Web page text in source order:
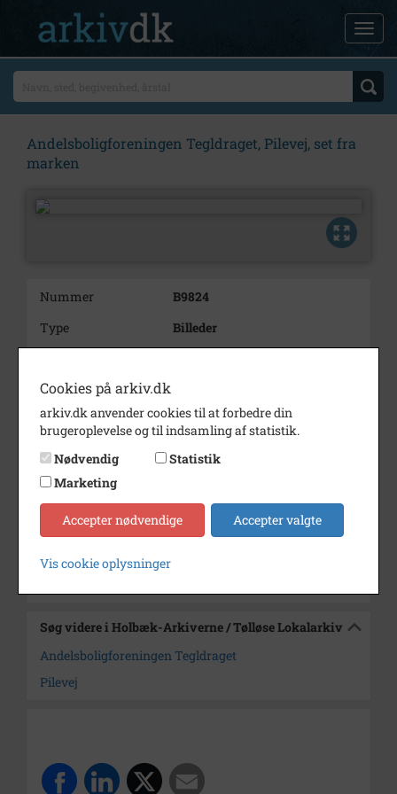
Andelsboligforeningen Tegldraget, Pilevej, set fra
marken
Nummer
B9824
Type
Billeder
Periode
1991 - 2008
Dateringsnote
udateret
Fotograf
Arkiv
Holbæk-Arkiverne / Tølløse
Lokalarkiv
Kontakt arkivet
Søg videre i Holbæk-Arkiverne / Tølløse Lokalarkiv
Andelsboligforeningen Tegldraget
Pilevej
Cookies på arkiv.dk
arkiv.dk anvender cookies til at forbedre din
brugeroplevelse og til indsamling af statistik.
Nødvendig
Statistik
Marketing
Accepter nødvendige Accepter valgte
Vis cookie oplysninger